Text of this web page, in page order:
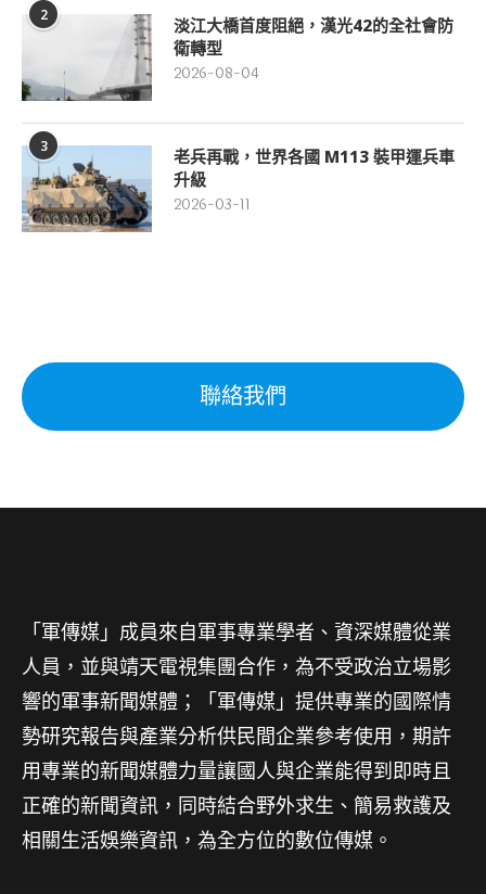
2
淡江大橋首度阻絕，漢光42的全社會防
衛轉型
2026-08-04
3
老兵再戰，世界各國 M113 裝甲運兵車
升級
2026-03-11
聯絡我們
「軍傳媒」成員來自軍事專業學者、資深媒體從業
人員，並與靖天電視集團合作，為不受政治立場影
響的軍事新聞媒體；「軍傳媒」提供專業的國際情
勢研究報告與產業分析供民間企業參考使用，期許
用專業的新聞媒體力量讓國人與企業能得到即時且
正確的新聞資訊，同時結合野外求生、簡易救護及
相關生活娛樂資訊，為全方位的數位傳媒。